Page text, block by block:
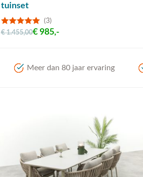
tuinset
(3)
€ 1.455,00€ 985,-
Meer dan 80 jaar ervaring